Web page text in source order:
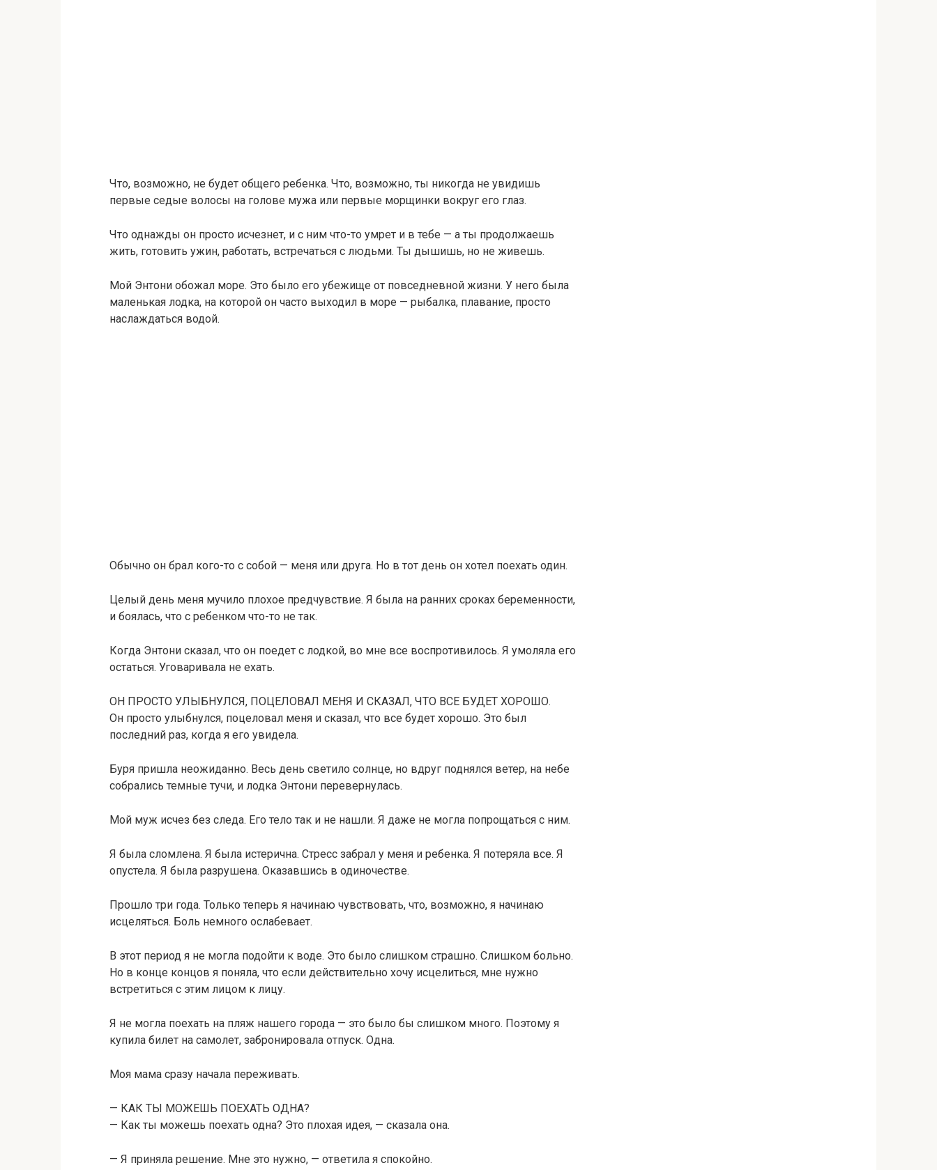
Что, возможно, не будет общего ребенка. Что, возможно, ты никогда не увидишь
первые седые волосы на голове мужа или первые морщинки вокруг его глаз.
Что однажды он просто исчезнет, и с ним что-то умрет и в тебе — а ты продолжаешь
жить, готовить ужин, работать, встречаться с людьми. Ты дышишь, но не живешь.
Мой Энтони обожал море. Это было его убежище от повседневной жизни. У него была
маленькая лодка, на которой он часто выходил в море — рыбалка, плавание, просто
наслаждаться водой.
Обычно он брал кого-то с собой — меня или друга. Но в тот день он хотел поехать один.
Целый день меня мучило плохое предчувствие. Я была на ранних сроках беременности,
и боялась, что с ребенком что-то не так.
Когда Энтони сказал, что он поедет с лодкой, во мне все воспротивилось. Я умоляла его
остаться. Уговаривала не ехать.
ОН ПРОСТО УЛЫБНУЛСЯ, ПОЦЕЛОВАЛ МЕНЯ И СКАЗАЛ, ЧТО ВСЕ БУДЕТ ХОРОШО.
Он просто улыбнулся, поцеловал меня и сказал, что все будет хорошо. Это был
последний раз, когда я его увидела.
Буря пришла неожиданно. Весь день светило солнце, но вдруг поднялся ветер, на небе
собрались темные тучи, и лодка Энтони перевернулась.
Мой муж исчез без следа. Его тело так и не нашли. Я даже не могла попрощаться с ним.
Я была сломлена. Я была истерична. Стресс забрал у меня и ребенка. Я потеряла все. Я
опустела. Я была разрушена. Оказавшись в одиночестве.
Прошло три года. Только теперь я начинаю чувствовать, что, возможно, я начинаю
исцеляться. Боль немного ослабевает.
В этот период я не могла подойти к воде. Это было слишком страшно. Слишком больно.
Но в конце концов я поняла, что если действительно хочу исцелиться, мне нужно
встретиться с этим лицом к лицу.
Я не могла поехать на пляж нашего города — это было бы слишком много. Поэтому я
купила билет на самолет, забронировала отпуск. Одна.
Моя мама сразу начала переживать.
— КАК ТЫ МОЖЕШЬ ПОЕХАТЬ ОДНА?
— Как ты можешь поехать одна? Это плохая идея, — сказала она.
— Я приняла решение. Мне это нужно, — ответила я спокойно.